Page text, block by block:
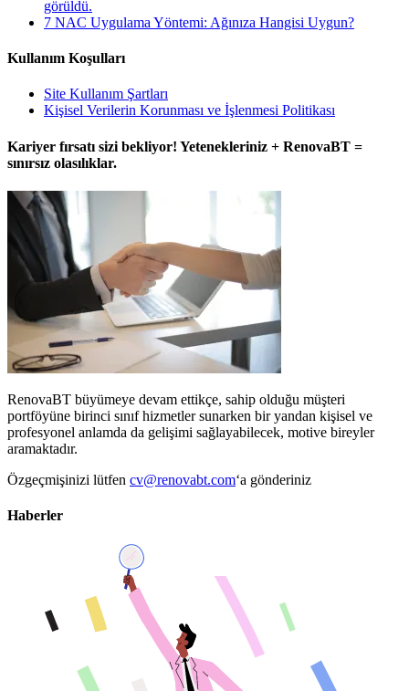
görüldü.
7 NAC Uygulama Yöntemi: Ağınıza Hangisi Uygun?
Kullanım Koşulları
Site Kullanım Şartları
Kişisel Verilerin Korunması ve İşlenmesi Politikası
Kariyer fırsatı sizi bekliyor! Yetenekleriniz + RenovaBT =
sınırsız olasılıklar.
RenovaBT büyümeye devam ettikçe, sahip olduğu müşteri
portföyüne birinci sınıf hizmetler sunarken bir yandan kişisel ve
profesyonel anlamda da gelişimi sağlayabilecek, motive bireyler
aramaktadır.
Özgeçmişinizi lütfen cv@renovabt.com‘a gönderiniz
Haberler